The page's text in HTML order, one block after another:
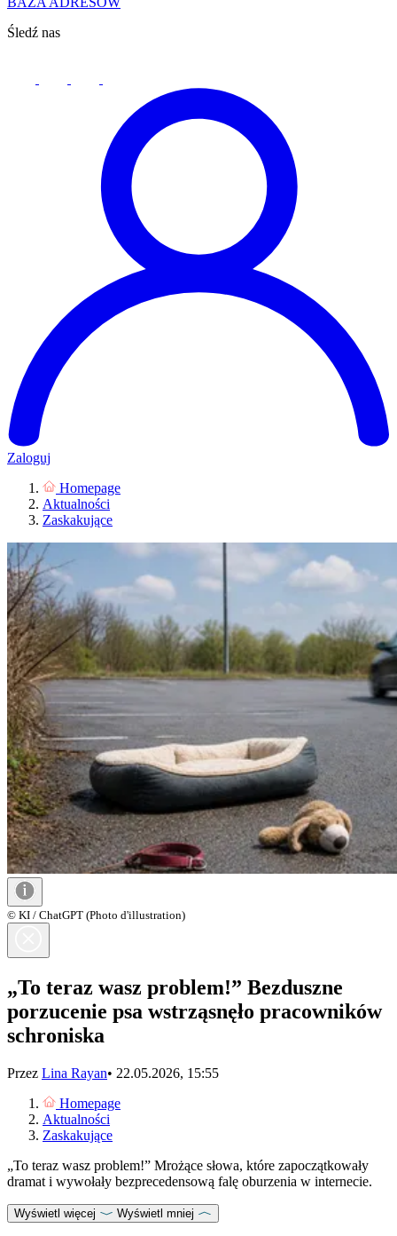
Śledź nas
Zaloguj
Homepage
Aktualności
Zaskakujące
© KI / ChatGPT (Photo d'illustration)
„To teraz wasz problem!” Bezduszne
porzucenie psa wstrząsnęło pracowników
schroniska
Przez Lina Rayan• 22.05.2026, 15:55
Homepage
Aktualności
Zaskakujące
„To teraz wasz problem!” Mrożące słowa, które zapoczątkowały
dramat i wywołały bezprecedensową falę oburzenia w internecie.
Wyświetl więcej Wyświetl mniej